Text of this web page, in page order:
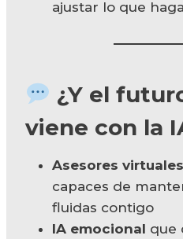
ajustar lo que
¿Y el
viene con la
Asesores
capaces de
fluidas contigo
IA emocional que